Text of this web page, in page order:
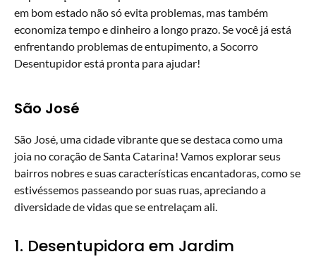
em bom estado não só evita problemas, mas também
economiza tempo e dinheiro a longo prazo. Se você já está
enfrentando problemas de entupimento, a Socorro
Desentupidor está pronta para ajudar!
São José
São José, uma cidade vibrante que se destaca como uma
joia no coração de Santa Catarina! Vamos explorar seus
bairros nobres e suas características encantadoras, como se
estivéssemos passeando por suas ruas, apreciando a
diversidade de vidas que se entrelaçam ali.
1. Desentupidora em Jardim